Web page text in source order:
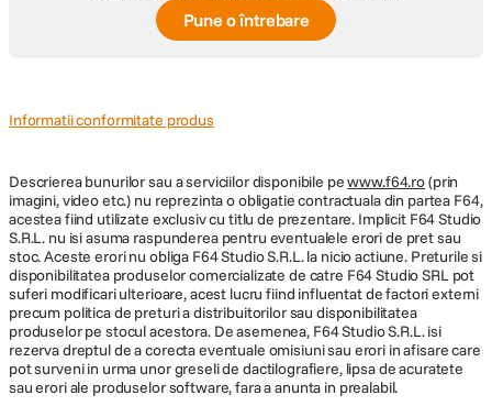
Pune o întrebare
Informatii conformitate produs
Descrierea bunurilor sau a serviciilor disponibile pewww.f64.ro(prin
imagini, video etc.) nu reprezinta o obligatie contractuala din partea F64,
acestea fiind utilizate exclusiv cu titlu de prezentare. Implicit F64 Studio
S.R.L. nu isi asuma raspunderea pentru eventualele erori de pret sau
stoc. Aceste erori nu obliga F64 Studio S.R.L. la nicio actiune. Preturile si
disponibilitatea produselor comercializate de catre F64 Studio SRL pot
suferi modificari ulterioare, acest lucru fiind influentat de factori externi
precum politica de preturi a distribuitorilor sau disponibilitatea
produselor pe stocul acestora. De asemenea, F64 Studio S.R.L. isi
rezerva dreptul de a corecta eventuale omisiuni sau erori in afisare care
pot surveni in urma unor greseli de dactilografiere, lipsa de acuratete
sau erori ale produselor software, fara a anunta in prealabil.